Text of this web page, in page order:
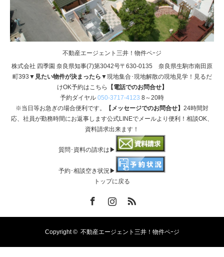
不動産エージェント三井！物件ペｰジ
株式会社 四季園 奈良県知事(7)第3042号〒630-0135 奈良県生駒市南田原
町393 ▼見たい物件が決まったら▼現地集合･現地解散の現地見学！見るだ
けOK予約はこちら
【電話でのお問合せ】
予約ダイヤル 050-3717-4123 8～20時
※当日等お急ぎの場合便利です。
【メッセージでのお問合せ】 24時間対
応、社員が勤務時間にお返事します公式LINEでメールより便利！相談OK、
資料請求出来ます！
質問･資料の請求は▶
予約･相談空き状況▶
トップに戻る
Copyright © 不動産エージェント三井！物件ペｰジ